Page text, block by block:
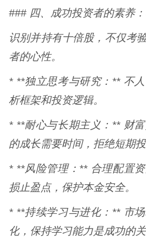
### 四、成功投资者的素养
识别并持有十倍股，不仅考
者的心性。
* **独立思考与研究：** 不
析框架和投资逻辑。
* **耐心与长期主义：** 财
的成长需要时间，拒绝短期投
* **风险管理：** 合理配置
损止盈点，保护本金安全。
* **持续学习与进化：** 市
化，保持学习能力是成功的关